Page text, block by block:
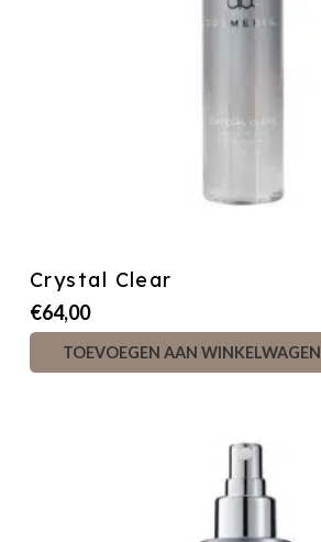
Crystal Clear
€64,00
TOEVOEGEN AAN WINKELWAGEN